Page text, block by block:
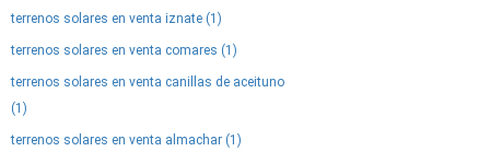
terrenos solares en venta iznate (1)
terrenos solares en venta comares (1)
terrenos solares en venta canillas de aceituno
(1)
terrenos solares en venta almachar (1)